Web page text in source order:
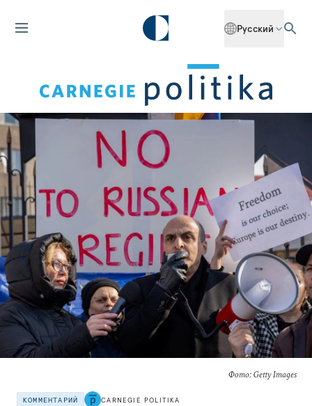
Русский
Фото: Getty Images
КОММЕНТАРИЙ CARNEGIE POLITIKA